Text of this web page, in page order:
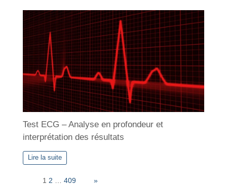
Test ECG – Analyse en profondeur et
interprétation des résultats
Lire la suite
1 2 409 »